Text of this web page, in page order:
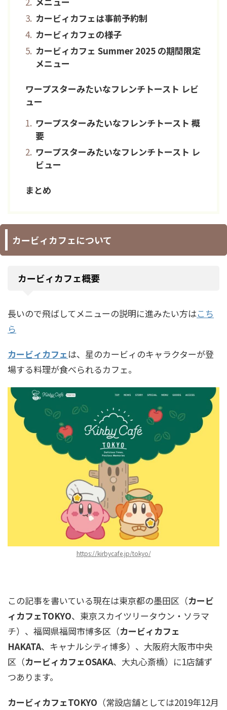
カービィカフェは事前予約制
カービィカフェの様子
カービィカフェ Summer 2025 の期間限定
メニュー
ワープスターみたいなフレンチトースト レビ
ュー
ワープスターみたいなフレンチトースト 概
要
ワープスターみたいなフレンチトースト レ
ビュー
まとめ
カービィカフェについて
カービィカフェ概要
長いので飛ばしてメニューの説明に進みたい方はこち
ら
カービィ カフェは、星のカービィのキャラクターが登
場する料理が食べられるカフェ。
https://kirbycafe.jp/tokyo/
この記事を書いている現在は東京都の墨田区（カービ
ィカフェTOKYO、東京スカイツリータウン・ソラマ
チ）、福岡県福岡市博多区（カービィカフェ
HAKATA、キャナルシティ博多）、大阪府大阪市中央
区（カービィカフェOSAKA、大丸心斎橋）に1店舗ず
つあります。
カービィカフェTOKYO （常設店舗としては2019年12月